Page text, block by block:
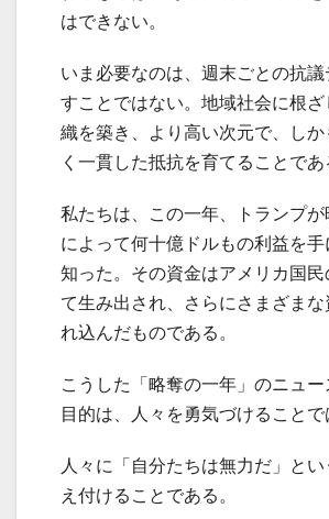
はできない。
いま必要なのは、週末ごとの抗議
すことではない。地域社会に根ざ
織を築き、より高い次元で、し
く一貫した抵抗を育てることであ
私たちは、この一年、トランプ
によって何十億ドルもの利益を
知った。その資金はアメリカ国民
て生み出され、さらにさまざま
れ込んだものである。
こうした「略奪の一年」のニュー
目的は、人々を勇気づけることで
人々に「自分たちは無力だ」と
え付けることである。